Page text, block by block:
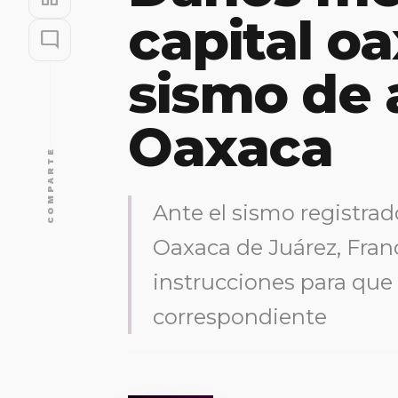
mode_comment
COMPARTE
capital
sismo de
Oaxaca
Ante el sismo
Oaxaca de Juárez,
instrucciones para
correspondiente